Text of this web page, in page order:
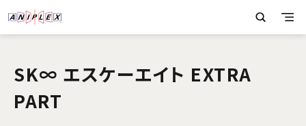
SK∞ エスケーエイト EXTRA
PART